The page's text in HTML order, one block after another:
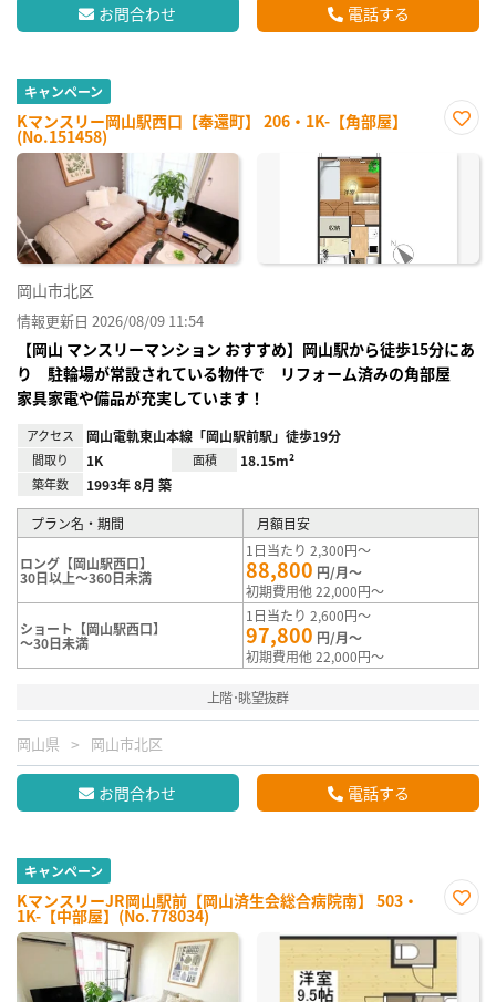
お問合わせ 電話する
キャンペーン
Kマンスリー岡山駅西口【奉還町】 206・1K-【角部屋】
(No.151458)
に入
岡山市北区
情報更新日 2026/08/09 11:54
【岡山 マンスリーマンション おすすめ】岡山駅から徒歩15分にあ
り 駐輪場が常設されている物件で リフォーム済みの角部屋
家具家電や備品が充実しています！
アクセス 岡山電軌東山本線「岡山駅前駅」徒歩19分
間取り 1K 面積 18.15m²
築年数 1993年 8月 築
プラン名・期間 月額目安
ロング【岡山駅西口】
30日以上～360日未満
1日当たり 2,300円～
88,800 円/月～
初期費用他 22,000円～
ショート【岡山駅西口】
～30日未満
1日当たり 2,600円～
97,800 円/月～
初期費用他 22,000円～
上階･眺望抜群
岡山県 岡山市北区
お問合わせ 電話する
キャンペーン
KマンスリーJR岡山駅前【岡山済生会総合病院南】 503・
1K-【中部屋】(No.778034)
に入
り登